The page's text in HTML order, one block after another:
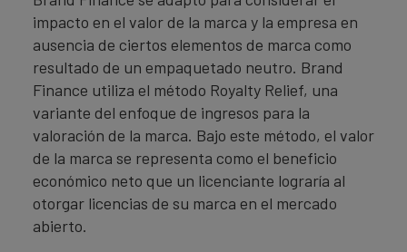
impacto en el valor de la marca y la empresa en
ausencia de ciertos elementos de marca como
resultado de un empaquetado neutro. Brand
Finance utiliza el método Royalty Relief, una
variante del enfoque de ingresos para la
valoración de la marca. Bajo este método, el valor
de la marca se representa como el beneficio
económico neto que un licenciante lograría al
otorgar licencias de su marca en el mercado
abierto.